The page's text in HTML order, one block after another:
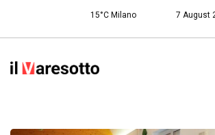
15°C Milano 7 August